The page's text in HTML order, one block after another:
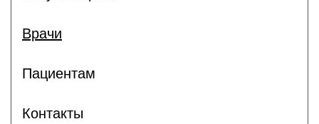
Врачи
Пациентам
Контакты